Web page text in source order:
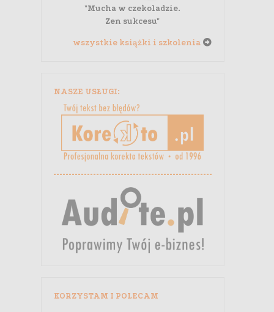
"Mucha w czekoladzie.
Zen sukcesu"
wszystkie książki i szkolenia
NASZE USŁUGI:
KORZYSTAM I POLECAM